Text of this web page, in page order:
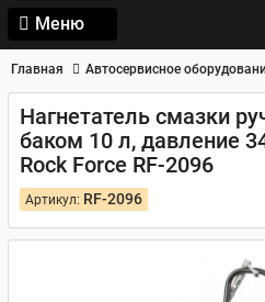
Меню
Главная Автосервисное
Нагнетатель смазки
баком 10 л, давление
Rock Force RF-2096
Артикул: RF-2096